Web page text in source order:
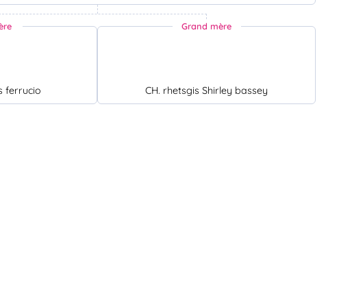
ferrucio
Grand mère
CH. rhetsgis Shirley bassey